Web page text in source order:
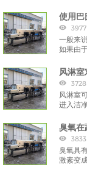
使用巴
3977
一般来
如果由
风淋
3728
风淋室
进入洁
臭氧在
3833
臭氧具
激素变